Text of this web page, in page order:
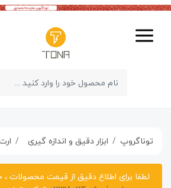
توناگروپ ابزار دقیق و اندازه گیری
لطفا برای اطلاع دقیق از قیمت محصولات ،